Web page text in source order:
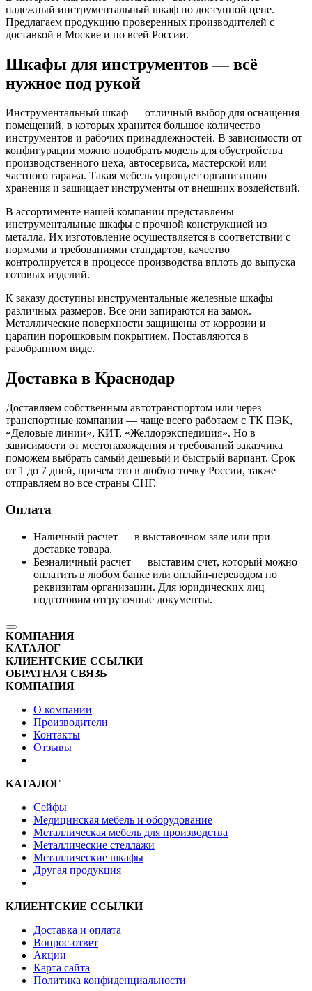
надежный инструментальный шкаф по доступной цене.
Предлагаем продукцию проверенных производителей с
доставкой в Москве и по всей России.
Шкафы для инструментов — всё
нужное под рукой
Инструментальный шкаф — отличный выбор для оснащения
помещений, в которых хранится большое количество
инструментов и рабочих принадлежностей. В зависимости от
конфигурации можно подобрать модель для обустройства
производственного цеха, автосервиса, мастерской или
частного гаража. Такая мебель упрощает организацию
хранения и защищает инструменты от внешних воздействий.
В ассортименте нашей компании представлены
инструментальные шкафы с прочной конструкцией из
металла. Их изготовление осуществляется в соответствии с
нормами и требованиями стандартов, качество
контролируется в процессе производства вплоть до выпуска
готовых изделий.
К заказу доступны инструментальные железные шкафы
различных размеров. Все они запираются на замок.
Металлические поверхности защищены от коррозии и
царапин порошковым покрытием. Поставляются в
разобранном виде.
Доставка в Краснодар
Доставляем собственным автотранспортом или через
транспортные компании — чаще всего работаем с ТК ПЭК,
«Деловые линии», КИТ, «Желдорэкспедиция». Но в
зависимости от местонахождения и требований заказчика
поможем выбрать самый дешевый и быстрый вариант. Срок
от 1 до 7 дней, причем это в любую точку России, также
отправляем во все страны СНГ.
Оплата
Наличный расчет — в выставочном зале или при
доставке товара.
Безналичный расчет — выставим счет, который можно
оплатить в любом банке или онлайн-переводом по
реквизитам организации. Для юридических лиц
подготовим отгрузочные документы.
КОМПАНИЯ
КАТАЛОГ
КЛИЕНТСКИЕ ССЫЛКИ
ОБРАТНАЯ СВЯЗЬ
КОМПАНИЯ
О компании
Производители
Контакты
Отзывы
КАТАЛОГ
Сейфы
Медицинская мебель и оборудование
Металлическая мебель для производства
Металлические стеллажи
Металлические шкафы
Другая продукция
КЛИЕНТСКИЕ ССЫЛКИ
Доставка и оплата
Вопрос-ответ
Акции
Карта сайта
Политика конфиденциальности